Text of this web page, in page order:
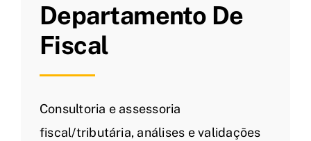
Departamento De
Fiscal
Consultoria e assessoria
fiscal/tributária, análises e validações